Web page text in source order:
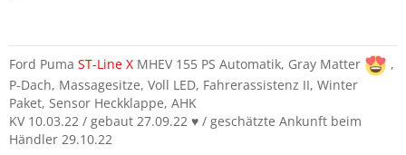
Ford Puma ST-Line X MHEV 155 PS Automatik, Gray Matter
,
P-Dach, Massagesitze, Voll LED, Fahrerassistenz II, Winter
Paket, Sensor Heckklappe, AHK
KV 10.03.22 / gebaut 27.09.22 ♥️ / geschätzte Ankunft beim
Händler 29.10.22